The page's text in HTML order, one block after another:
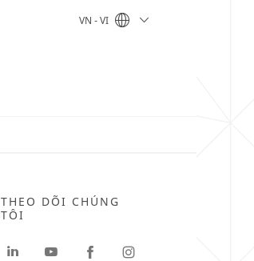
VN - VI
THEO DÕI CHÚNG
TÔI